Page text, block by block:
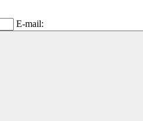
E-mail: